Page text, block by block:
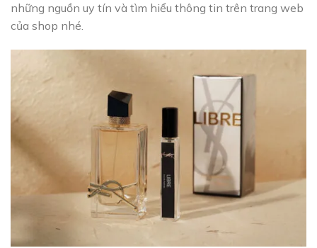
những nguồn uy tín và tìm hiểu thông tin trên trang web
của shop nhé.